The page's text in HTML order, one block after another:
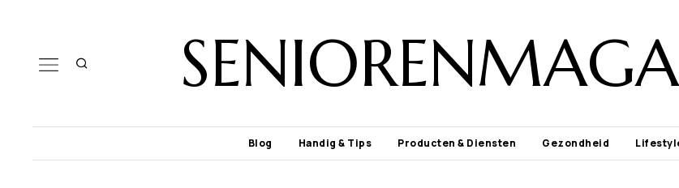
Blog Handig & Tips Producten & Diensten Gezondheid